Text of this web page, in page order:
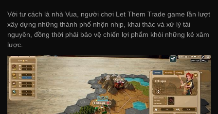
Với tư cách là nhà Vua, người chơi Let Them Trade game lần lượt
xây dựng những thành phố nhộn nhịp, khai thác và xử lý tài
nguyên, đồng thời phải bảo vệ chiến lợi phẩm khỏi những kẻ xâm
lược.